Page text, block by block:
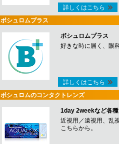
詳しくはこちら
ボシュロムプラス
ボシュロムプラス
好きな時に届く、眼
詳しくはこちら
ボシュロムのコンタクトレンズ
1day 2weekなど各
近視用／遠視用、乱
こちらから。